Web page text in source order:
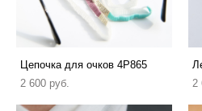
Цепочка для очков 4P865
2 600 pуб.
2